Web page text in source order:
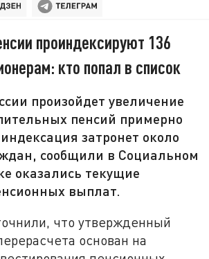
проиндексируют 136
кто попал в список
произойдет увеличение
пенсий примерно
затронет около
сообщили в Социальном
оказались текущие
выплат.
что утвержденный
основан на